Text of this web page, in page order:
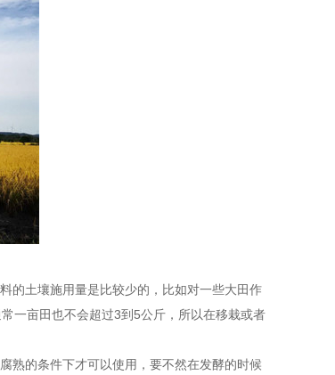
的土壤施用量是比较少的，比如对一些大田作
一亩田也不会超过3到5公斤，所以在移栽或者
熟的条件下才可以使用，要不然在发酵的时候